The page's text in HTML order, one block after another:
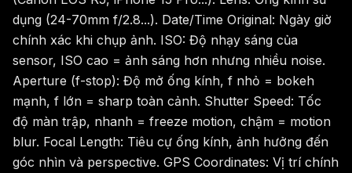
dụng (24-70mm f/2.8...). Date/Time Original: Ngày giờ
chính xác khi chụp ảnh. ISO: Độ nhạy sáng của
sensor, ISO cao = ảnh sáng hơn nhưng nhiều noise.
Aperture (f-stop): Độ mở ống kính, f nhỏ = bokeh
mạnh, f lớn = sharp toàn cảnh. Shutter Speed: Tốc
độ màn trập, nhanh = freeze motion, chậm = motion
blur. Focal Length: Tiêu cự ống kính, ảnh hưởng đến
góc nhìn và perspective. GPS Coordinates: Vị trí chính